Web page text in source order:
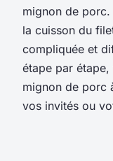
mignon de
la cuisson du
compliquée et
étape par
mignon de porc
vos invités ou